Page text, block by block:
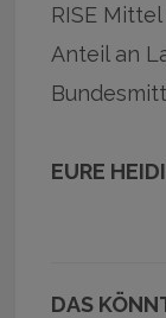
RISE
Anteil an
EURE
DAS